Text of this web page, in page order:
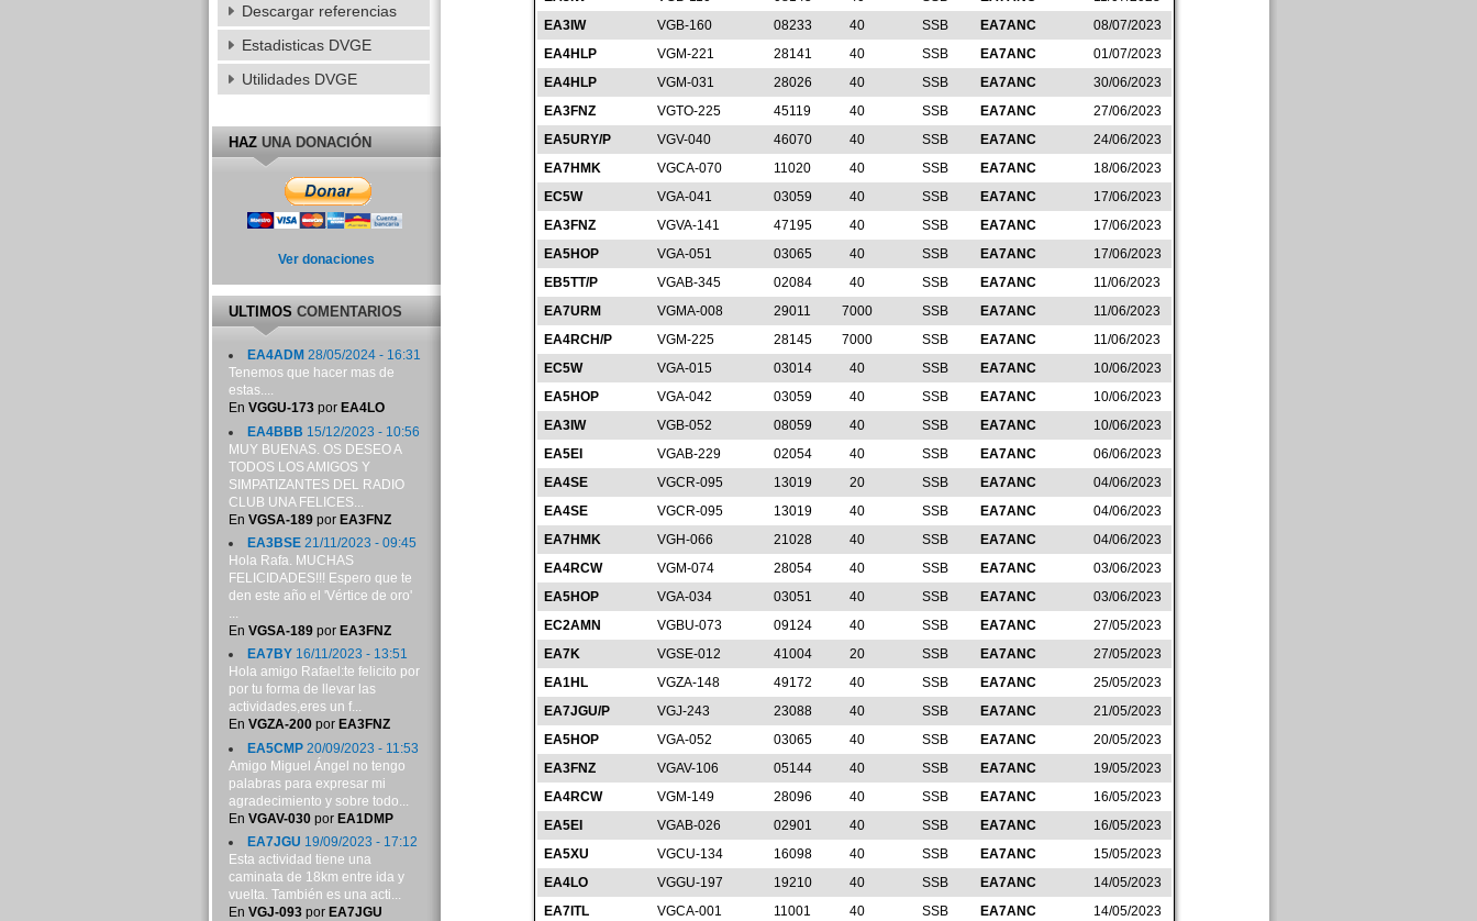
EA3IW
VGB-160 08233 40 SSB EA7ANC
08/07/2023
EA4HLP
VGM-221 28141 40 SSB EA7ANC
01/07/2023
EA4HLP
VGM-031 28026 40 SSB EA7ANC
30/06/2023
EA3FNZ
VGTO-225 45119 40 SSB EA7ANC
27/06/2023
EA5URY/P
VGV-040 46070 40 SSB EA7ANC
24/06/2023
EA7HMK
VGCA-070 11020 40 SSB EA7ANC
18/06/2023
EC5W
VGA-041 03059 40 SSB EA7ANC
17/06/2023
EA3FNZ
VGVA-141 47195 40 SSB EA7ANC
17/06/2023
EA5HOP
VGA-051 03065 40 SSB EA7ANC
17/06/2023
EB5TT/P
VGAB-345 02084 40 SSB EA7ANC
11/06/2023
EA7URM
VGMA-008 29011 7000 SSB EA7ANC
11/06/2023
EA4RCH/P
VGM-225 28145 7000 SSB EA7ANC
11/06/2023
EC5W
VGA-015 03014 40 SSB EA7ANC
10/06/2023
EA5HOP
VGA-042 03059 40 SSB EA7ANC
10/06/2023
EA3IW
VGB-052 08059 40 SSB EA7ANC
10/06/2023
EA5EI
VGAB-229 02054 40 SSB EA7ANC
06/06/2023
EA4SE
VGCR-095 13019 20 SSB EA7ANC
04/06/2023
EA4SE
VGCR-095 13019 40 SSB EA7ANC
04/06/2023
EA7HMK
VGH-066 21028 40 SSB EA7ANC
04/06/2023
EA4RCW
VGM-074 28054 40 SSB EA7ANC
03/06/2023
EA5HOP
VGA-034 03051 40 SSB EA7ANC
03/06/2023
EC2AMN
VGBU-073 09124 40 SSB EA7ANC
27/05/2023
EA7K
VGSE-012 41004 20 SSB EA7ANC
27/05/2023
EA1HL
VGZA-148 49172 40 SSB EA7ANC
25/05/2023
EA7JGU/P
VGJ-243 23088 40 SSB EA7ANC
21/05/2023
EA5HOP
VGA-052 03065 40 SSB EA7ANC
20/05/2023
EA3FNZ
VGAV-106 05144 40 SSB EA7ANC
19/05/2023
EA4RCW
VGM-149 28096 40 SSB EA7ANC
16/05/2023
EA5EI
VGAB-026 02901 40 SSB EA7ANC
16/05/2023
EA5XU
VGCU-134 16098 40 SSB EA7ANC
15/05/2023
EA4LO
VGGU-197 19210 40 SSB EA7ANC
14/05/2023
EA7ITL
VGCA-001 11001 40 SSB EA7ANC
14/05/2023
Descargar referencias
Estadisticas DVGE
Utilidades DVGE
HAZUNA DONACIÓN
Ver donaciones
ULTIMOSCOMENTARIOS
EA4ADM 28/05/2024 - 16:31
Tenemos que hacer mas de
estas....
En VGGU-173por EA4LO
EA4BBB 15/12/2023 - 10:56
MUY BUENAS. OS DESEO A
TODOS LOS AMIGOS Y
SIMPATIZANTES DEL RADIO
CLUB UNA FELICES...
En VGSA-189por EA3FNZ
EA3BSE21/11/2023 - 09:45
Hola Rafa. MUCHAS
FELICIDADES!!! Espero que te
den este año el 'Vértice de oro'
...
En VGSA-189por EA3FNZ
EA7BY16/11/2023 - 13:51
Hola amigo Rafael:te felicito por
por tu forma de llevar las
actividades,eres un f...
En VGZA-200por EA3FNZ
EA5CMP20/09/2023 - 11:53
Amigo Miguel Ángel no tengo
palabras para expresar mi
agradecimiento y sobre todo...
En VGAV-030por EA1DMP
EA7JGU 19/09/2023 - 17:12
Esta actividad tiene una
caminata de 18km entre ida y
vuelta. También es una acti...
En VGJ-093por EA7JGU